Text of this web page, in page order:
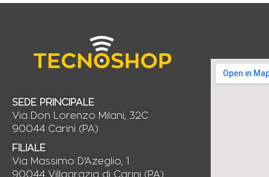
SEDE PRINCIPALE
Via Don Lorenzo Milani, 32C
90044 Carini (PA)
FILIALE
Via Massimo D’Azeglio, 1
90044 Villagrazia di Carini (PA)